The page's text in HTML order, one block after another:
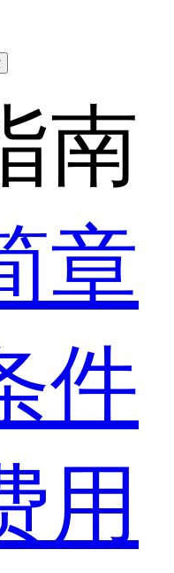
南
章
件
用